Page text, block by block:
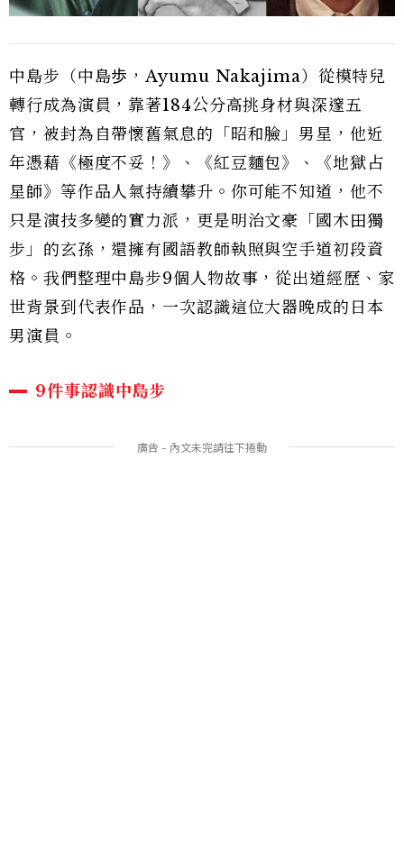
中島步（中島歩，Ayumu Nakajima）從模特兒
轉行成為演員，靠著184公分高挑身材與深邃五
官，被封為自帶懷舊氣息的「昭和臉」男星，他近
年憑藉《極度不妥！》、《紅豆麵包》、《地獄占
星師》等作品人氣持續攀升。你可能不知道，他不
只是演技多變的實力派，更是明治文豪「國木田獨
步」的玄孫，還擁有國語教師執照與空手道初段資
格。我們整理中島步9個人物故事，從出道經歷、家
世背景到代表作品，一次認識這位大器晚成的日本
男演員。
9件事認識中島步